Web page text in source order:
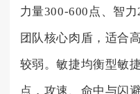
力量300-600点、智
团队核心肉盾，适合
较弱。敏捷均衡型敏
点，攻速、命中与闪